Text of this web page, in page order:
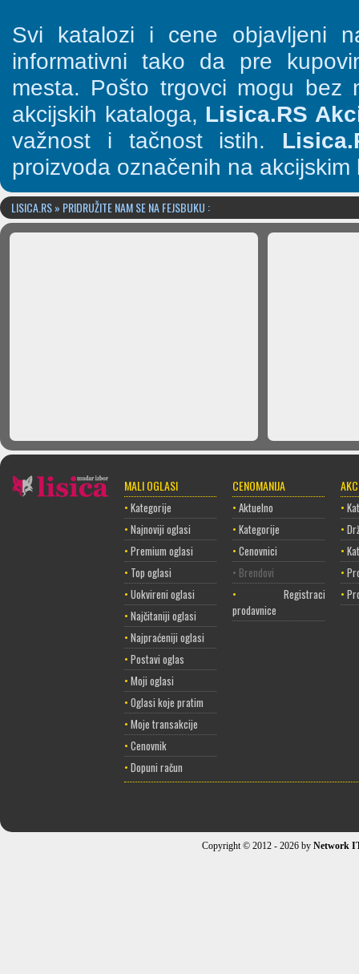
Svi katalozi i cene objavljeni
informativni tako da pre
mesta. Pošto trgovci mogu bez
akcijskih kataloga, Lisica.RS
važnost i tačnost istih.
proizvoda označenih na akcijskim
LISICA.RS » PRIDRUŽITE NAM SE NA FEJSBUKU :
MALI OGLASI
• Kategorije
• Najnoviji oglasi
• Premium oglasi
• Top oglasi
• Uokvireni oglasi
• Najčitaniji oglasi
• Najpraćeniji oglasi
• Postavi oglas
• Moji oglasi
• Oglasi koje pratim
• Moje transakcije
• Cenovnik
• Dopuni račun
CENOMANIJA
• Aktuelno
• Kategorije
• Cenovnici
• Brendovi
• Registracija
prodavnice
•
•
•
•
•
Copyright © 2012 - 2026 by Network